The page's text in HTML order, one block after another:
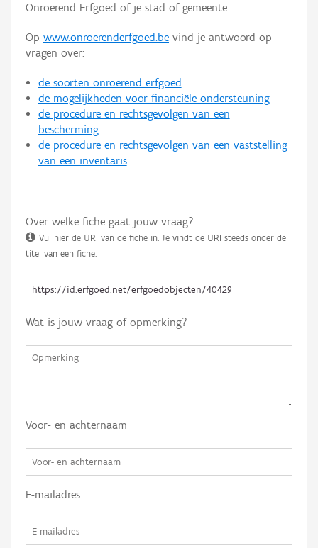
Aanmelden
Onroerend Erfgoed of je stad of gemeente.
Op www.onroerenderfgoed.be vind je antwoord op
vragen over:
de soorten onroerend erfgoed
de mogelijkheden voor financiële ondersteuning
de procedure en rechtsgevolgen van een
bescherming
de procedure en rechtsgevolgen van een vaststelling
van een inventaris
Over welke fiche gaat jouw vraag?
Vul hier de URI van de fiche in. Je vindt de URI steeds onder de
titel van een fiche.
Wat is jouw vraag of opmerking?
Voor- en achternaam
E-mailadres